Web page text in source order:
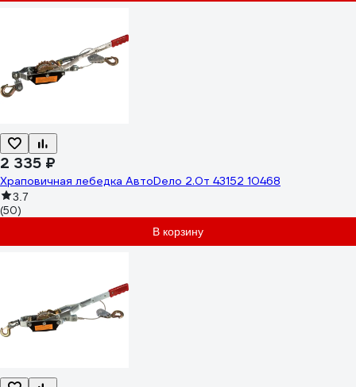
2 335 ₽
Храповичная лебедка АвтоDело 2.0т 43152 10468
3.7
(50)
В корзину